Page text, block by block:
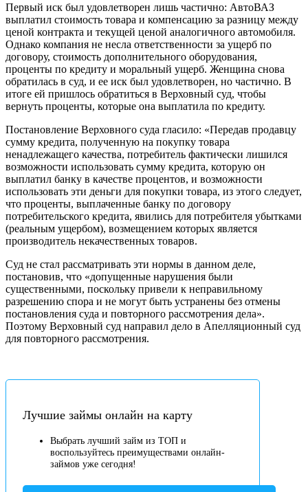
Первый иск был удовлетворен лишь частично: АвтоВАЗ
выплатил стоимость товара и компенсацию за разницу между
ценой контракта и текущей ценой аналогичного автомобиля.
Однако компания не несла ответственности за ущерб по
договору, стоимость дополнительного оборудования,
проценты по кредиту и моральный ущерб. Женщина снова
обратилась в суд, и ее иск был удовлетворен, но частично. В
итоге ей пришлось обратиться в Верховный суд, чтобы
вернуть проценты, которые она выплатила по кредиту.
Постановление Верховного суда гласило: «Передав продавцу
сумму кредита, полученную на покупку товара
ненадлежащего качества, потребитель фактически лишился
возможности использовать сумму кредита, которую он
выплатил банку в качестве процентов, и возможности
использовать эти деньги для покупки товара, из этого следует,
что проценты, выплаченные банку по договору
потребительского кредита, явились для потребителя убытками
(реальным ущербом), возмещением которых является
производитель некачественных товаров.
Суд не стал рассматривать эти нормы в данном деле,
постановив, что «допущенные нарушения были
существенными, поскольку привели к неправильному
разрешению спора и не могут быть устранены без отмены
постановления суда и повторного рассмотрения дела».
Поэтому Верховный суд направил дело в Апелляционный суд
для повторного рассмотрения.
Лучшие займы онлайн на карту
Выбрать лучший займ из ТОП и
воспользуйтесь преимуществами онлайн-
займов уже сегодня!